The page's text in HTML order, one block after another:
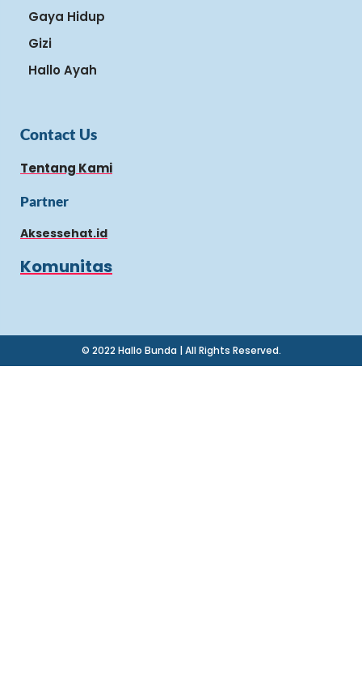
Gaya Hidup
Gizi
Hallo Ayah
Contact Us
Tentang Kami
Partner
Aksessehat.id
Komunitas
© 2022 Hallo Bunda | All Rights Reserved.